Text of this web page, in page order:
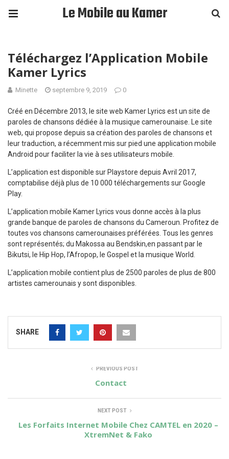
Le Mobile au Kamer
Téléchargez l’Application Mobile
Kamer Lyrics
Minette septembre 9, 2019 0
Créé en Décembre 2013, le site web Kamer Lyrics est un site de
paroles de chansons dédiée à la musique camerounaise. Le site
web, qui propose depuis sa création des paroles de chansons et
leur traduction, a récemment mis sur pied une application mobile
Android pour faciliter la vie à ses utilisateurs mobile.
L’application est disponible sur Playstore depuis Avril 2017,
comptabilise déjà plus de 10 000 téléchargements sur Google
Play.
L’application mobile Kamer Lyrics vous donne accès à la plus
grande banque de paroles de chansons du Cameroun. Profitez de
toutes vos chansons camerounaises préférées. Tous les genres
sont représentés; du Makossa au Bendskin,en passant par le
Bikutsi, le Hip Hop, l’Afropop, le Gospel et la musique World.
L’application mobile contient plus de 2500 paroles de plus de 800
artistes camerounais y sont disponibles.
SHARE
PREVIOUS POST
Contact
NEXT POST
Les Forfaits Internet Mobile Chez CAMTEL en 2020 –
XtremNet & Fako